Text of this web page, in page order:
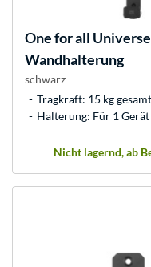
One for all
Wandhalterung
schwarz
Tragkraft: 15 kg gesamt
Halterung: Für 1 Gerät
Nicht lagernd, ab